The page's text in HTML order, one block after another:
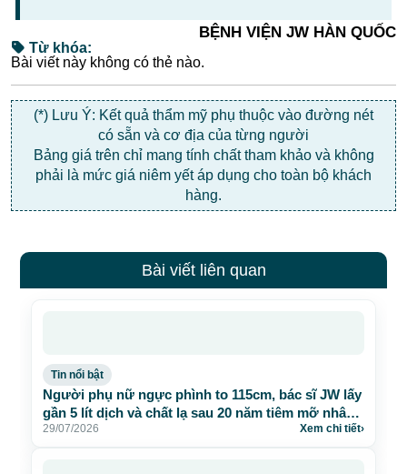
BỆNH VIỆN JW HÀN QUỐC
Từ khóa:
Bài viết này không có thẻ nào.
(*) Lưu Ý: Kết quả thẩm mỹ phụ thuộc vào đường nét
có sẵn và cơ địa của từng người
Bảng giá trên chỉ mang tính chất tham khảo và không
phải là mức giá niêm yết áp dụng cho toàn bộ khách
hàng.
Bài viết liên quan
Tin nổi bật
Người phụ nữ ngực phình to 115cm, bác sĩ JW lấy
gần 5 lít dịch và chất lạ sau 20 năm tiêm mỡ nhân
tạo
29/07/2026 Xem chi tiết›